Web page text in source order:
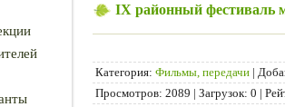
IX районный фестиваль
Категория: Фильмы, передачи |
Просмотров: 2089 | Загрузок: 0 |